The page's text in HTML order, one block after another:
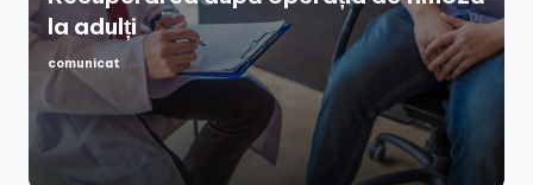
la adulți
Posted
by
comunicat